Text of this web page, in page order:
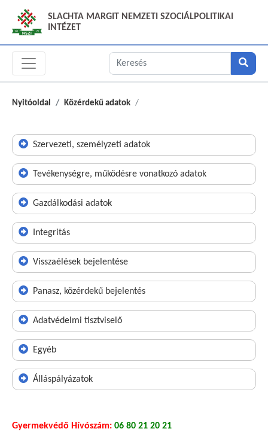
SLACHTA MARGIT NEMZETI SZOCIÁLPOLITIKAI
INTÉZET
Nyitóoldal Közérdekű adatok
Szervezeti, személyzeti adatok
Tevékenységre, működésre vonatkozó adatok
Gazdálkodási adatok
Integritás
Visszaélések bejelentése
Panasz, közérdekű bejelentés
Adatvédelmi tisztviselő
Egyéb
Álláspályázatok
Gyermekvédő Hívószám: 06 80 21 20 21